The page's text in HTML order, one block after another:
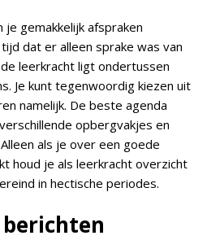
gemakkelijk afspraken
dat er alleen sprake was van
leerkracht ligt ondertussen
Je kunt tegenwoordig kiezen uit
namelijk. De beste agenda
opbergvakjes en
als je over een goede
houd je als leerkracht overzicht
in hectische periodes.